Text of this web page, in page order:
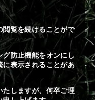
閲覧を続けることがで
防止機能をオンにし
に表示されることがあ
たしますが、何卒ご理